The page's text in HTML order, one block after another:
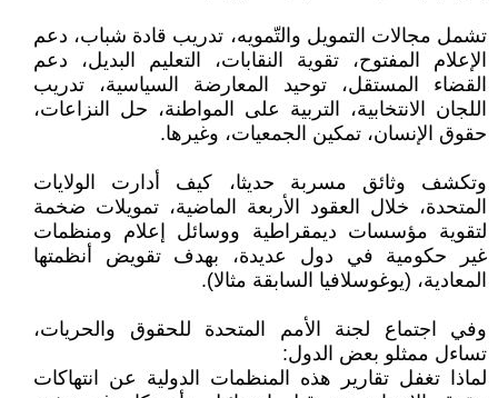
تشمل مجالات التمويل والتّمويه، تدريب قادة شباب، دعم
الإعلام المفتوح، تقوية النقابات، التعليم البديل، دعم
القضاء المستقل، توحيد المعارضة السياسية، تدريب
اللجان الانتخابية، التربية على المواطنة، حل النزاعات،
حقوق الإنسان، تمكين الجمعيات، وغيرها.
وتكشف وثائق مسربة حديثا، كيف أدارت الولايات
المتحدة، خلال العقود الأربعة الماضية، تمويلات ضخمة
لتقوية مؤسسات ديمقراطية ووسائل إعلام ومنظمات
غير حكومية في دول عديدة، بهدف تقويض أنظمتها
المعادية، (يوغوسلافيا السابقة مثالا).
وفي اجتماع لجنة الأمم المتحدة للحقوق والحريات،
تساءل ممثلو بعض الدول:
لماذا تغفل تقارير هذه المنظمات الدولية عن انتهاكات